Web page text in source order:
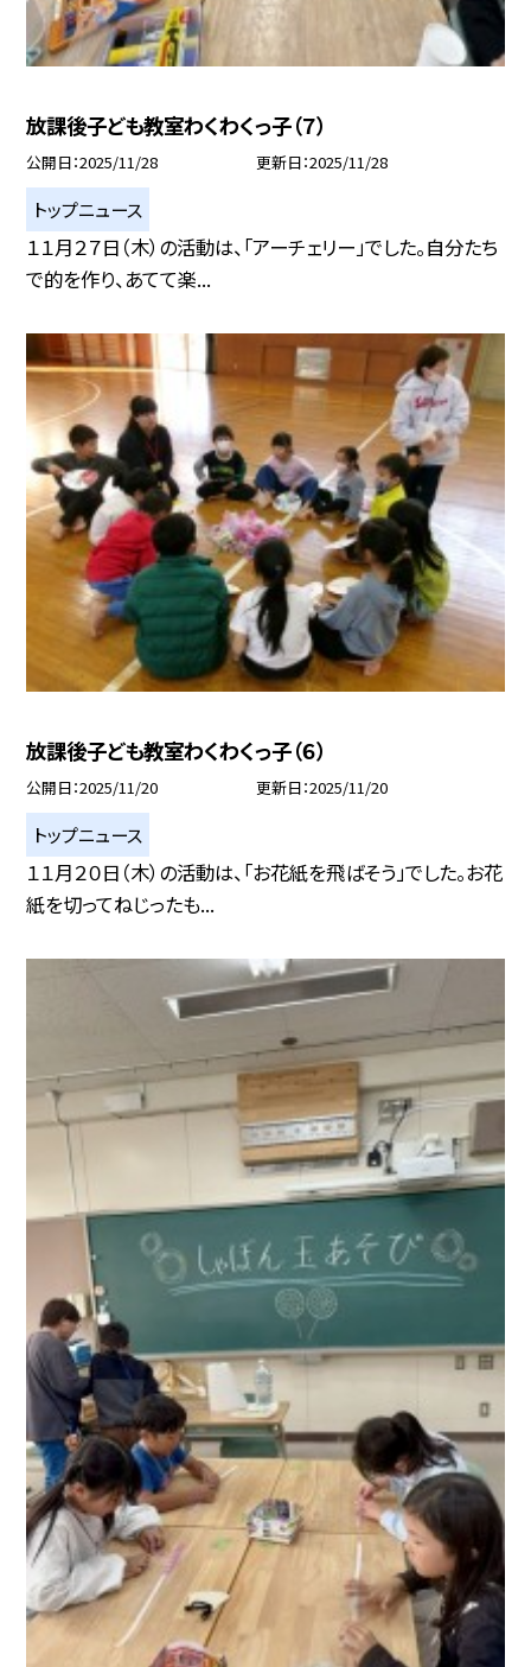
放課後子ども教室わくわくっ子（７）
公開日 2025/11/28 更新日 2025/11/28
トップニュース
１１月２７日（木）の活動は、「アーチェリー」でした。自分たち
で的を作り、あてて楽...
放課後子ども教室わくわくっ子（６）
公開日 2025/11/20 更新日 2025/11/20
トップニュース
１１月２０日（木）の活動は、「お花紙を飛ばそう」でした。お花
紙を切ってねじったも...